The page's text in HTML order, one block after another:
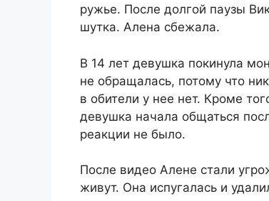
ружье. После долгой паузы
шутка. Алена сбежала.
В 14 лет девушка покинула
не обращалась, потому что
в обители у нее нет. Кроме
девушка начала общаться
реакции не было.
После видео Алене стали
живут. Она испугалась и